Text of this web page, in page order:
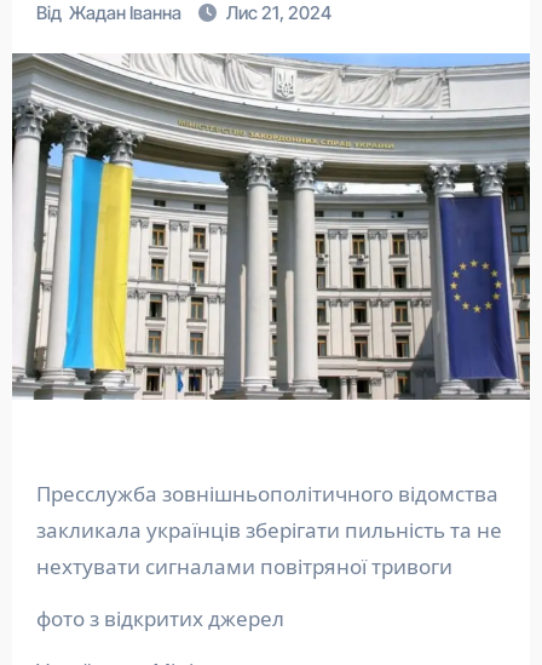
Від Жадан Іванна Лис 21, 2024
Пресслужба зовнішньополітичного відомства
закликала українців зберігати пильність та не
нехтувати сигналами повітряної тривоги
фото з відкритих джерел